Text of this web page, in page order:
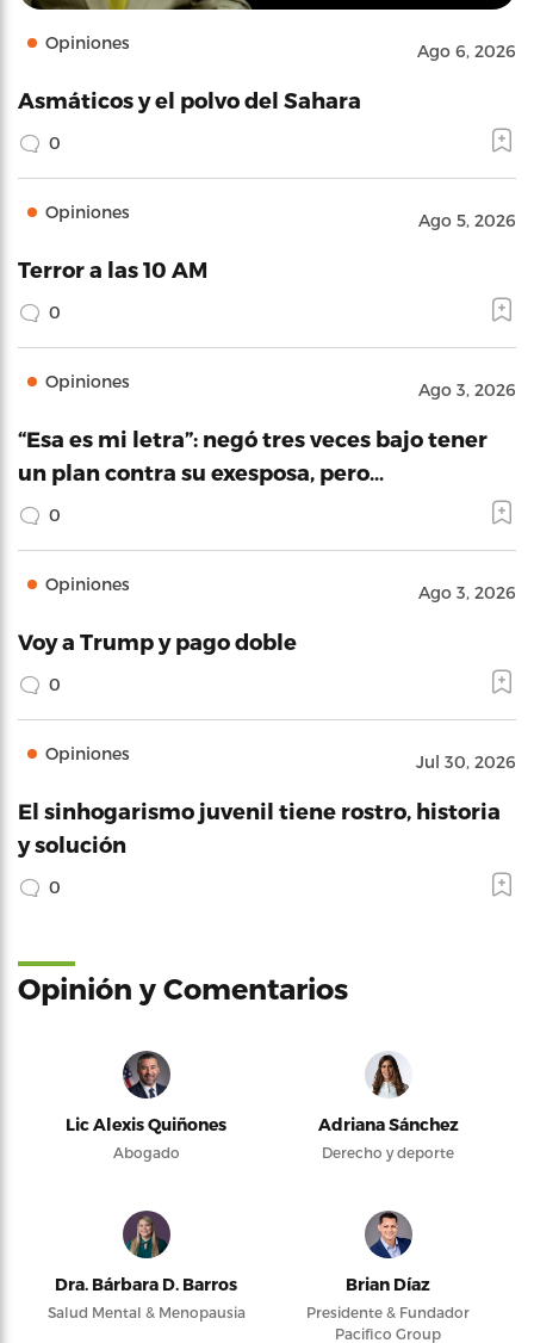
Opiniones Ago 6, 2026
Asmáticos y el polvo del Sahara
0
Opiniones Ago 5, 2026
Terror a las 10 AM
0
Opiniones Ago 3, 2026
“Esa es mi letra”: negó tres veces bajo tener
un plan contra su exesposa, pero…
0
Opiniones Ago 3, 2026
Voy a Trump y pago doble
0
Opiniones Jul 30, 2026
El sinhogarismo juvenil tiene rostro, historia
y solución
0
Opinión y Comentarios
Lic Alexis Quiñones
Abogado
Adriana Sánchez
Derecho y deporte
Dra. Bárbara D. Barros
Salud Mental & Menopausia
Brian Díaz
Presidente & Fundador
Pacifico Group